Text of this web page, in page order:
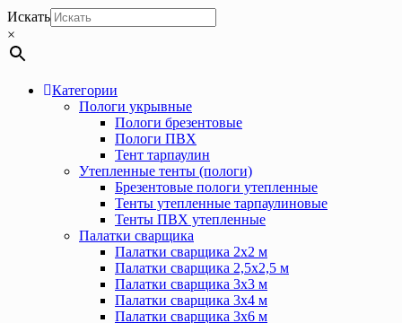
Искать
×
Категории
Пологи укрывные
Пологи брезентовые
Пологи ПВХ
Тент тарпаулин
Утепленные тенты (пологи)
Брезентовые пологи утепленные
Тенты утепленные тарпаулиновые
Тенты ПВХ утепленные
Палатки сварщика
Палатки сварщика 2х2 м
Палатки сварщика 2,5х2,5 м
Палатки сварщика 3х3 м
Палатки сварщика 3х4 м
Палатки сварщика 3х6 м